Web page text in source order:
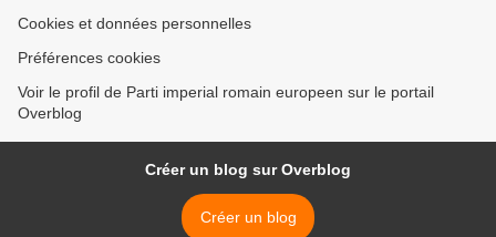
Cookies et données personnelles
Préférences cookies
Voir le profil de Parti imperial romain europeen sur le portail
Overblog
Créer un blog sur Overblog
Créer un blog